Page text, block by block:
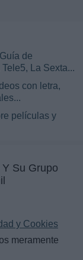
de
La Sexta...
con letra,
películas y
Su Grupo
y Cookies
meramente